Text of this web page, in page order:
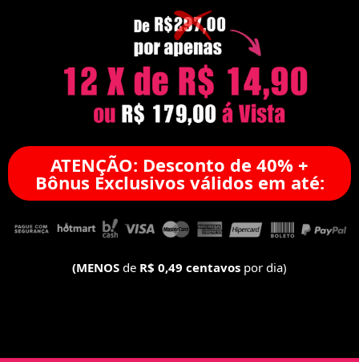
ATENÇÃO: Desconto de 40% +
Bônus Exclusivos válidos em até:
(MENOS de R$ 0,49 centavos por dia)